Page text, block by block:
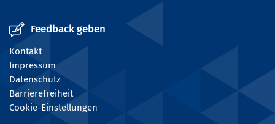
Feedback geben
Kontakt
Impressum
Datenschutz
Barrierefreiheit
Cookie-Einstellungen